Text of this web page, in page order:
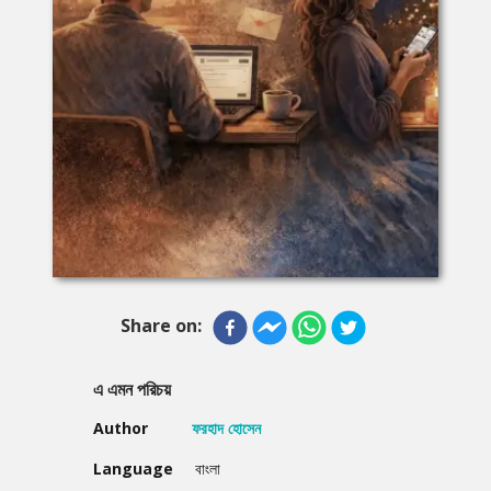
Share on:
এ এমন পরিচয়
Author
ফরহাদ হোসেন
Language
বাংলা